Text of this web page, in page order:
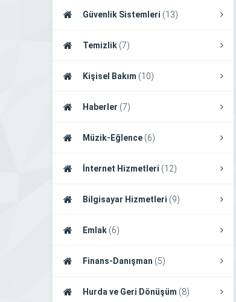
Güvenlik Sistemleri (13)
Temizlik (7)
Kişisel Bakım (10)
Haberler (7)
Müzik-Eğlence (6)
İnternet Hizmetleri (12)
Bilgisayar Hizmetleri (9)
Emlak (6)
Finans-Danışman (5)
Hurda ve Geri Dönüşüm (8)